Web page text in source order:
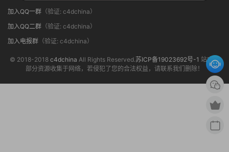
加入QQ一群 （验证: c4dchina）
加入QQ二群 （验证: c4dchina）
加入电报群 （验证: c4dchina）
© 2018-2018 c4dchina All Rights Reserved.苏ICP备19023692号-1 站内大
部分资源收集于网络，若侵犯了您的合法权益，请联系我们删除！